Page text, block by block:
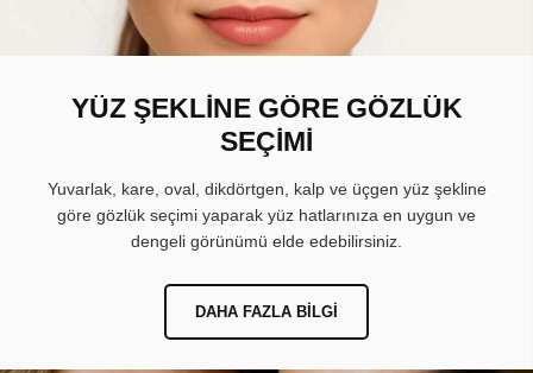
YÜZ ŞEKLİNE GÖRE GÖZLÜK
SEÇİMİ
Yuvarlak, kare, oval, dikdörtgen, kalp ve üçgen yüz şekline
göre gözlük seçimi yaparak yüz hatlarınıza en uygun ve
dengeli görünümü elde edebilirsiniz.
DAHA FAZLA BILGI